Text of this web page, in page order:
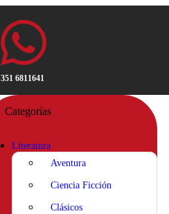
351 6811641
Categorías
Literatura
Aventura
Ciencia Ficción
Clásicos